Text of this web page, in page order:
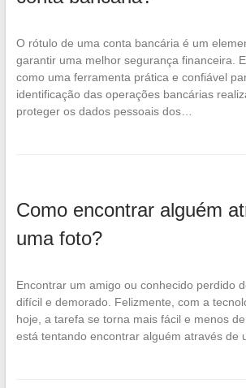
O rótulo de uma conta bancária é um
garantir uma melhor segurança financeira.
como uma ferramenta prática e confiável
identificação das operações bancárias
proteger os dados pessoais dos…
Como encontrar alguém
uma foto?
Encontrar um amigo ou conhecido perdido
difícil e demorado. Felizmente, com a
hoje, a tarefa se torna mais fácil e menos
está tentando encontrar alguém através de